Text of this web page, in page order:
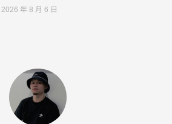
2026 年 8 月 6 日